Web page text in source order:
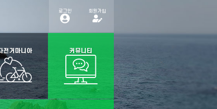
로그인 회원가입
전거마니아 커뮤니티